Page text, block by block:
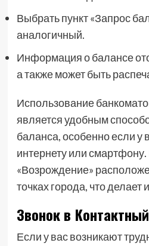
Выбрать пункт «Запрос
аналогичный.
Информация о балансе
а также может быть
Использование
является удобным
баланса, особенно если у
интернету или
«Возрождение»
точках города, что делает
Звонок в
Если у вас возникают